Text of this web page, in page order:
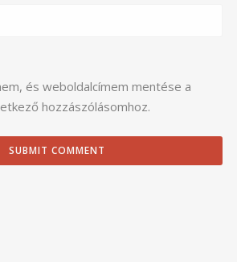
és weboldalcímem mentése a
hozzászólásomhoz.